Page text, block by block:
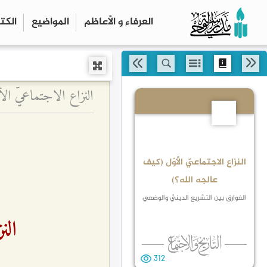
العرفاء و الأعاظم المواضیع
النزاع الاجتماعيّ الأوّل (كيف
عالجه الله؟)
الفوارق بين التشريع الدينيّ والوضعي
312
النزاع الاجتماعيّ